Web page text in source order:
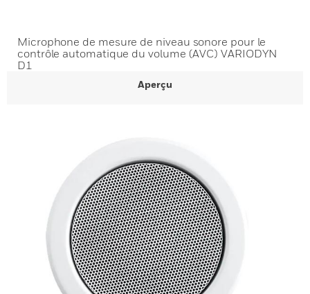
Microphone de mesure de niveau sonore pour le
contrôle automatique du volume (AVC) VARIODYN
D1
Aperçu